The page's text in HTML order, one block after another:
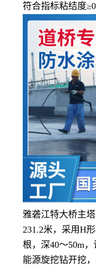
符合指标粘结度
雅砻江特大桥主
231.2米，采用H
根，深40～50m
能源旋挖钻开挖